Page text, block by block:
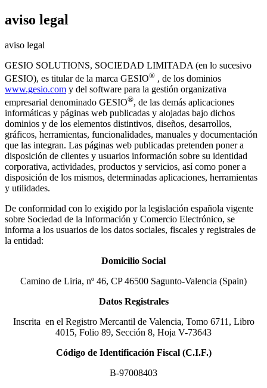
aviso legal
aviso legal
GESIO SOLUTIONS, SOCIEDAD LIMITADA (en lo sucesivo
GESIO), es titular de la marca GESIO® , de los dominios
www.gesio.com y del software para la gestión organizativa
empresarial denominado GESIO®, de las demás aplicaciones
informáticas y páginas web publicadas y alojadas bajo dichos
dominios y de los elementos distintivos, diseños, desarrollos,
gráficos, herramientas, funcionalidades, manuales y documentación
que las integran. Las páginas web publicadas pretenden poner a
disposición de clientes y usuarios información sobre su identidad
corporativa, actividades, productos y servicios, así como poner a
disposición de los mismos, determinadas aplicaciones, herramientas
y utilidades.
De conformidad con lo exigido por la legislación española vigente
sobre Sociedad de la Información y Comercio Electrónico, se
informa a los usuarios de los datos sociales, fiscales y registrales de
la entidad:
Domicilio Social
Camino de Liria, nº 46, CP 46500 Sagunto-Valencia (Spain)
Datos Registrales
Inscrita en el Registro Mercantil de Valencia, Tomo 6711, Libro
4015, Folio 89, Sección 8, Hoja V-73643
Código de Identificación Fiscal (C.I.F.)
B-97008403